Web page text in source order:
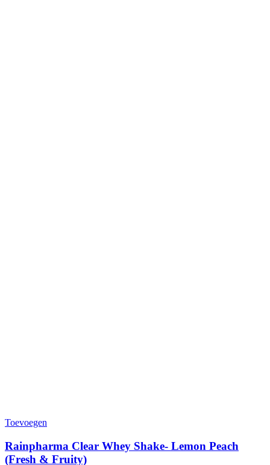
Toevoegen
Rainpharma Clear Whey Shake- Lemon Peach
(Fresh & Fruity)